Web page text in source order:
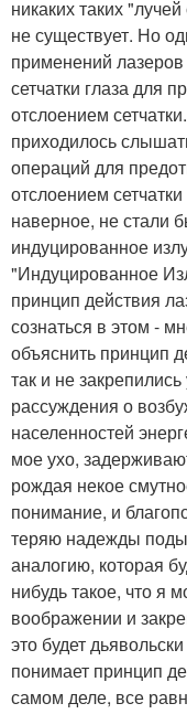
никаких таких
не существует. Но
применений
сетчатки глаза для
отслоением
приходилось
операций для
отслоением
наверное, не стали
индуцированное
"Индуцированное
принцип действия
сознаться в этом -
объяснить принцип
так и не
рассуждения о
населенностей
мое ухо,
рождая некое
понимание, и
теряю надежды
аналогию, которая
нибудь такое, что я
воображении и
это будет
понимает принцип
самом деле, все